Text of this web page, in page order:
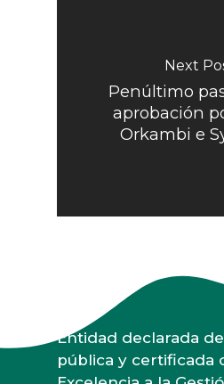
Next
Penúltimo
aprobación
Orkambi e
Entidad declarada
pública y certificada